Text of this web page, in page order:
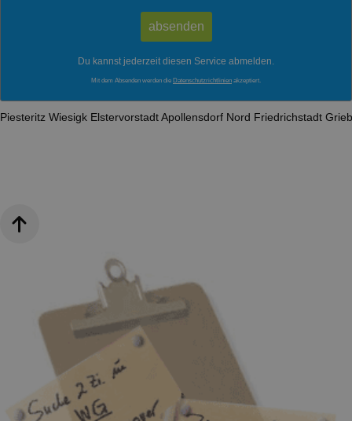
Du kannst jederzeit diesen Service abmelden.
Mit dem Absenden werden die Datenschutzrichtlinien akzeptiert.
Piesteritz Wiesigk ElstervorstadtApollensdorf Nord Friedrichstadt